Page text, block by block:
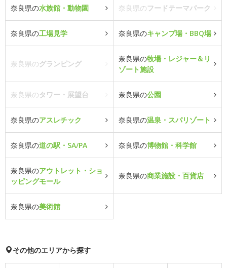
奈良県の水族館・動物園 奈良県のフードテーマパーク
奈良県の工場見学 奈良県のキャンプ場・BBQ場
奈良県のグランピング
奈良県の牧場・レジャー＆リ
ゾート施設
奈良県のタワー・展望台 奈良県の公園
奈良県のアスレチック 奈良県の温泉・スパリゾート
奈良県の道の駅・SA/PA 奈良県の博物館・科学館
奈良県のアウトレット・ショ
ッピングモール
奈良県の商業施設・百貨店
奈良県の美術館
その他のエリアから探す